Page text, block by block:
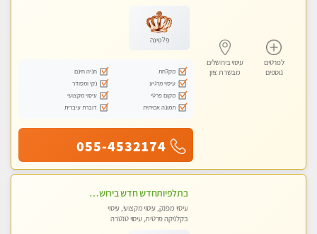
לפרטים
נוספים
עיסוי בירושלים
מבשרת ציון
פלטינה
מקלחת
חניה חינם
עיסוי מרגיע
נקי ומסודר
מקום פרטי
עיסוי מקצועי
תמונה אמיתית
דוברת עיברית
055-4532174
בתלפיותחדש חדש בירושלים- לעיסוי מפנק הכולל עיסוי טנטרי על כורסאות טנטרה ועיסוי בג'קוזי .
עיסוי מפנק, עיסוי מקצועי, עיסוי
בקלניקה פרטית, עיסוי טנטרה